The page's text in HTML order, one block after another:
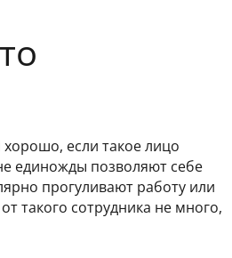
если такое лицо
единожды позволяют себе
прогуливают работу или
такого сотрудника не много,